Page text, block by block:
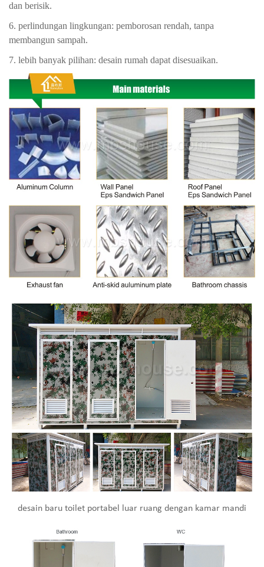
dan berisik.
6. perlindungan lingkungan: pemborosan rendah, tanpa
membangun sampah.
7. lebih banyak pilihan: desain rumah dapat disesuaikan.
desain baru toilet portabel luar ruang dengan kamar mandi